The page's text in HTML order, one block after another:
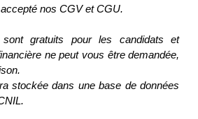
nos CGV et CGU.
gratuits pour les candidats et
ne peut vous être demandée,
stockée dans une base de données